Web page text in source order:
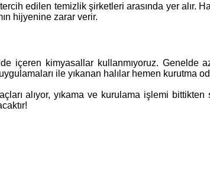
edilen temizlik şirketleri arasında yer alır.
hijyenine zarar verir.
içeren kimyasallar kullanmıyoruz. Genelde
ile yıkanan halılar hemen kurutma
alıyor, yıkama ve kurulama işlemi